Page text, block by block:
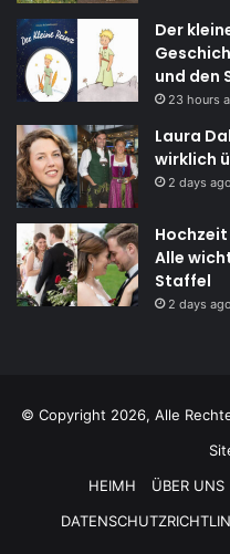
Der
und den
23 hours
Laura
wirklich
2 days ago
Alle
Staffel
2 days ago
© Copyright 2026, Alle
HEIMH
ÜBER UNS